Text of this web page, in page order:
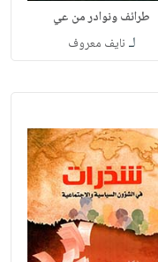
طرائف ونوادر من عي
لـ نايف معروف